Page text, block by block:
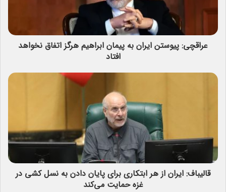
عراقچی: پیوستن ایران به پیمان ابراهیم هرگز اتفاق نخواهد
افتاد
قالیباف: ایران از هر ابتکاری برای پایان دادن به نسل کشی در
غزه حمایت می‌کند